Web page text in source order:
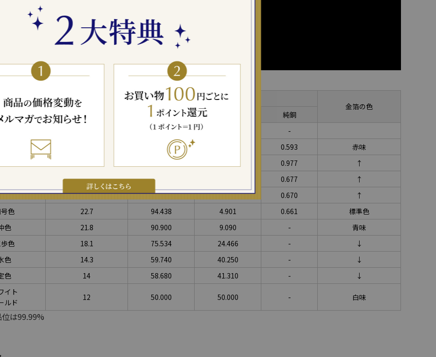
類
金の純度
合金割合(wt%)
金箔の色
純金
純銅
100
-
98.912 0.593
赤味
0.977
↑
23.2 96.721 0.677
↑
色
23 95.795 3.535 0.670
↑
色
22.7 94.438 4.901 0.661
標準色
色
21.8 90.900 9.090 -
青味
色
18.1 75.534 24.466 -
↓
色
14.3 59.740 40.250 -
↓
色
14 58.680 41.310 -
↓
イト
ルド
12 50.000 50.000 - 白味
は99.99%